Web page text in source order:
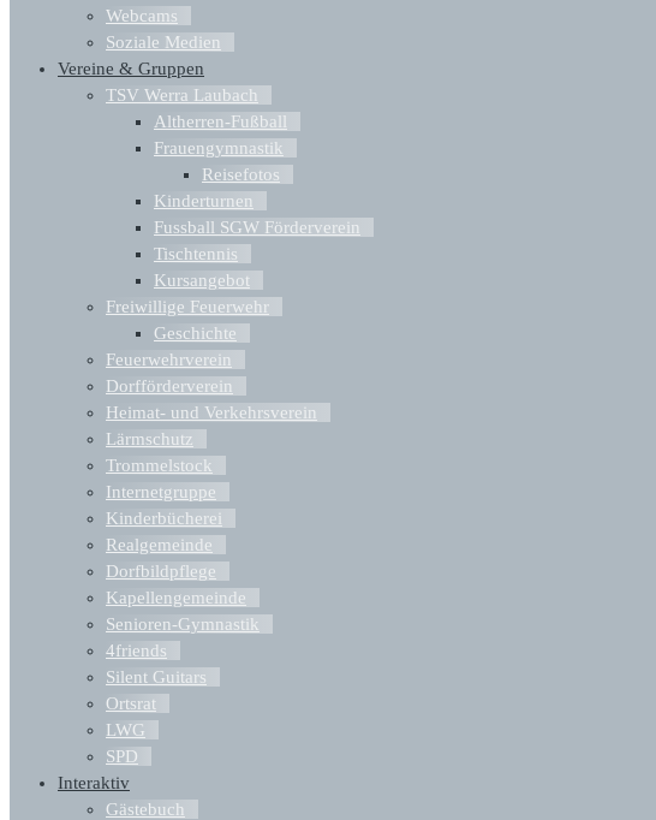
Webcams
Soziale Medien
Vereine & Gruppen
TSV Werra Laubach
Altherren-Fußball
Frauengymnastik
Reisefotos
Kinderturnen
Fussball SGW Förderverein
Tischtennis
Kursangebot
Freiwillige Feuerwehr
Geschichte
Feuerwehrverein
Dorfförderverein
Heimat- und Verkehrsverein
Lärmschutz
Trommelstock
Internetgruppe
Kinderbücherei
Realgemeinde
Dorfbildpflege
Kapellengemeinde
Senioren-Gymnastik
4friends
Silent Guitars
Ortsrat
LWG
SPD
Interaktiv
Gästebuch